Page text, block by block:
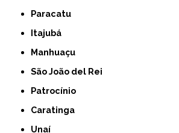
Paracatu
Itajubá
Manhuaçu
São João del Rei
Patrocínio
Caratinga
Unaí